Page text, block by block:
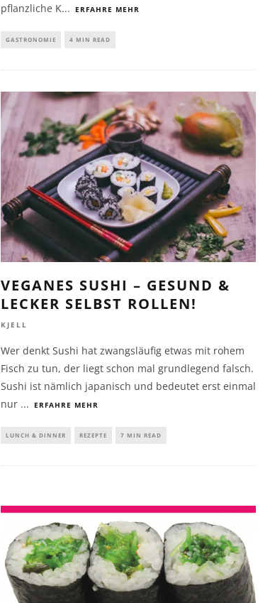
pflanzliche K... ERFAHRE MEHR
GASTRONOMIE 4 MIN READ
VEGANES SUSHI – GESUND &
LECKER SELBST ROLLEN!
KJELL
Wer denkt Sushi hat zwangsläufig etwas mit rohem
Fisch zu tun, der liegt schon mal grundlegend falsch.
Sushi ist nämlich japanisch und bedeutet erst einmal
nur ... ERFAHRE MEHR
LUNCH & DINNER REZEPTE 7 MIN READ